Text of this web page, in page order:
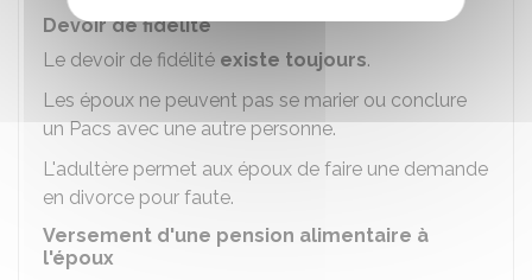
Devoir de fidélité
Le devoir de fidélité existe toujours.
Les époux ne peuvent pas se marier ou conclure
un Pacsavec une autre personne.
L'adultère permet aux époux de faire une demande
en divorce pour faute.
Versement d'une pension alimentaire à
l'époux